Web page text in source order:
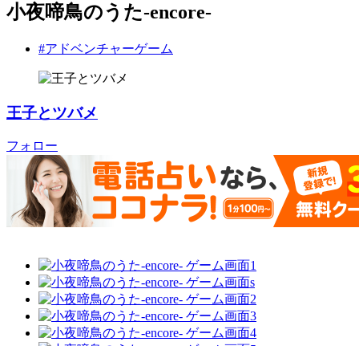
小夜啼鳥のうた-encore-
#アドベンチャーゲーム
王子とツバメ
フォロー